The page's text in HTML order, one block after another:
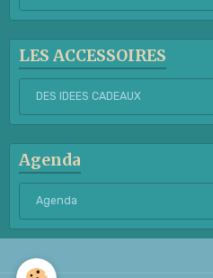
LES ACCESSOIRES
DES IDEES CADEAUX
Agenda
Agenda